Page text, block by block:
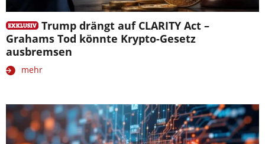
Trump drängt auf CLARITY Act –
Grahams Tod könnte Krypto-Gesetz
ausbremsen
mehr